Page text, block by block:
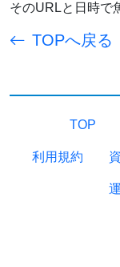
そのURLと日時で
TOPへ戻る
TOP
利用規約